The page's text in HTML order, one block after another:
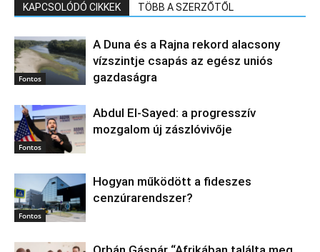
KAPCSOLÓDÓ CIKKEK TÖBB A SZERZŐTŐL
Fontos
A Duna és a Rajna rekord alacsony
vízszintje csapás az egész uniós
gazdaságra
Fontos
Abdul El‑Sayed: a progresszív
mozgalom új zászlóvivője
Fontos
Hogyan működött a fideszes
cenzúrarendszer?